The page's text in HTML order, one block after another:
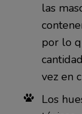
las
por lo
vez en
Los